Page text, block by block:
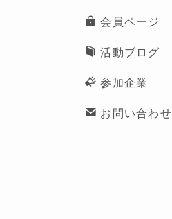
会員ページ
活動ブログ
参加企業
お問い合わせ